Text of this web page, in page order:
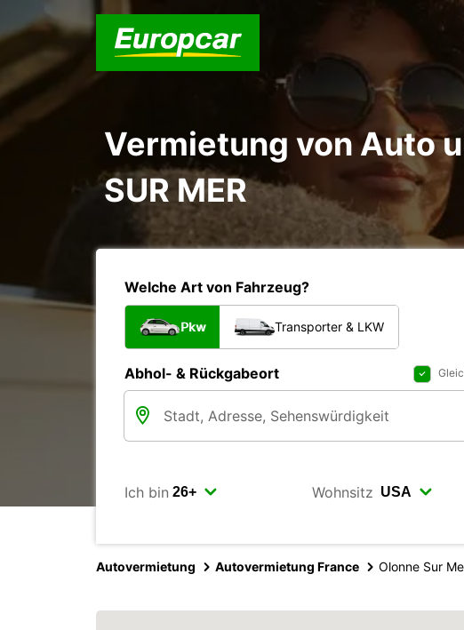
Vermietung von Auto
SUR MER
Welche Art von Fahrzeug?
Pkw Transporter & LKW
Abhol- & Rückgabeort
Ich bin Wohnsitz
Autovermietung Autovermietung France Olonne Sur